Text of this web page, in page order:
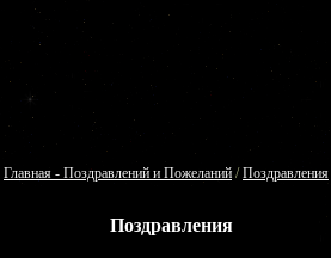
Главная - Поздравлений и Пожеланий /Поздравления
Поздравления